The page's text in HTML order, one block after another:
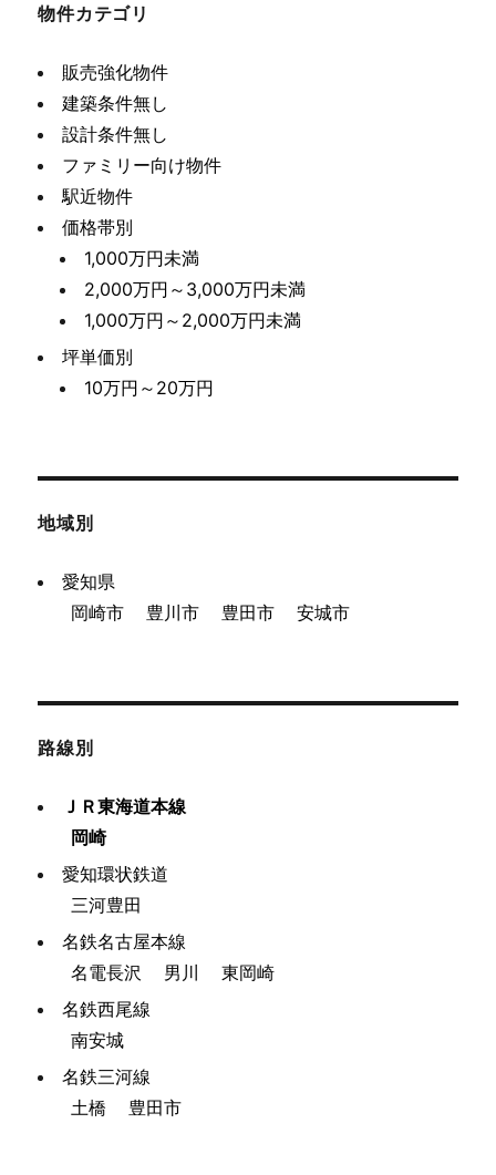
物件カテゴリ
販売強化物件
建築条件無し
設計条件無し
ファミリー向け物件
駅近物件
価格帯別
1,000万円未満
2,000万円～3,000万円未満
1,000万円～2,000万円未満
坪単価別
10万円～20万円
地域別
愛知県
岡崎市
豊川市 豊田市 安城市
路線別
ＪＲ東海道本線
岡崎
愛知環状鉄道
三河豊田
名鉄名古屋本線
名電長沢
男川
東岡崎
名鉄西尾線
南安城
名鉄三河線
土橋
豊田市